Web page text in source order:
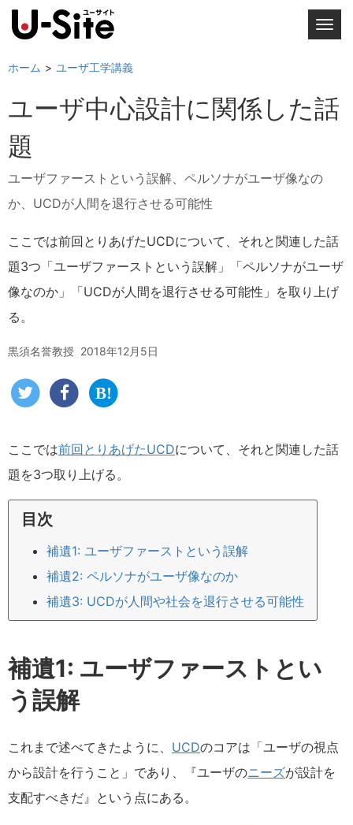
T
l
e
a
o
ホーム ユーザ工学講義
ユーザ中心設計に関係した話
題
ユーザファーストという誤解、ペルソナがユーザ像なの
か、UCDが人間を退行させる可能性
ここでは前回とりあげたUCDについて、それと関連した話
題3つ「ユーザファーストという誤解」「ペルソナがユーザ
像なのか」「UCDが人間を退行させる可能性」を取り上げ
る。
黒須名誉教授 2018年12月5日
ここでは前回とりあげたUCDについて、それと関連した話
題を3つ取り上げる。
目次
補遺1: ユーザファーストという誤解
補遺2: ペルソナがユーザ像なのか
補遺3: UCDが人間や社会を退行させる可能性
補遺1: ユーザファーストとい
う誤解
これまで述べてきたように、 UCDのコアは「ユーザの視点
から設計を行うこと」であり、『ユーザのニーズが設計を
支配すべきだ』という点にある。